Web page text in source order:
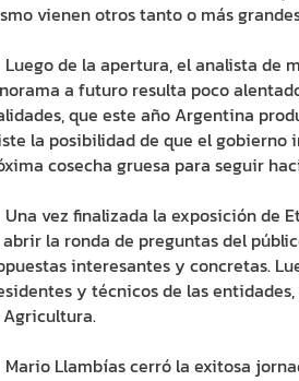
vienen otros tanto o más
de la apertura, el analista de
a futuro resulta poco
que este año Argentina
la posibilidad de que el gobierno
cosecha gruesa para seguir
vez finalizada la exposición de
la ronda de preguntas del
interesantes y concretas.
y técnicos de las
Llambías cerró la exitosa